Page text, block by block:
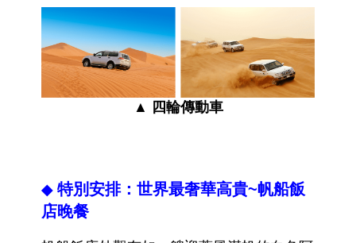
▲ 四輪傳動車
◆特別安排：世界最奢華高貴~帆船飯
店晚餐